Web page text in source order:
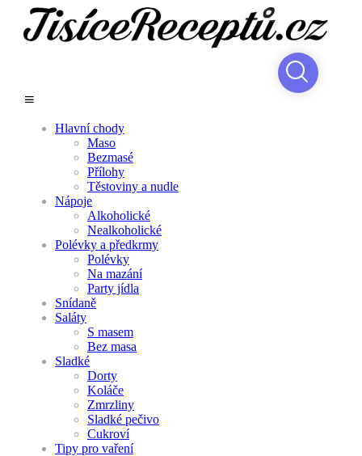
Hlavní chody
Maso
Bezmasé
Přílohy
Těstoviny a nudle
Nápoje
Alkoholické
Nealkoholické
Polévky a předkrmy
Polévky
Na mazání
Party jídla
Snídaně
Saláty
S masem
Bez masa
Sladké
Dorty
Koláče
Zmrzliny
Sladké pečivo
Cukroví
Tipy pro vaření